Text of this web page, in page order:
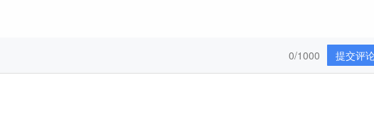
提交评
0/1000